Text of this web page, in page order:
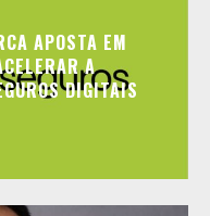
APOSTA EM
A
DIGITAIS